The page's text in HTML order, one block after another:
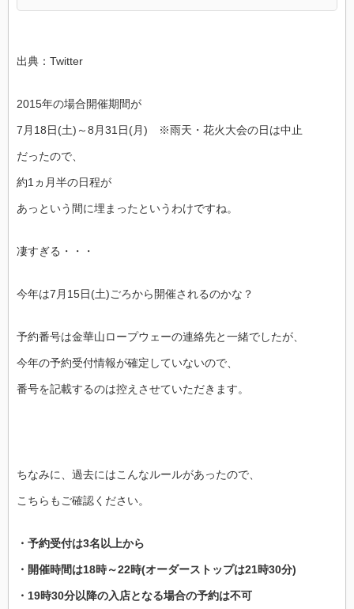
出典：Twitter
2015年の場合開催期間が
7月18日(土)～8月31日(月) ※雨天・花火大会の日は中止
だったので、
約1ヵ月半の日程が
あっという間に埋まったというわけですね。
凄すぎる・・・
今年は7月15日(土)ごろから開催されるのかな？
予約番号は金華山ロープウェーの連絡先と一緒でしたが、
今年の予約受付情報が確定していないので、
番号を記載するのは控えさせていただきます。
ちなみに、過去にはこんなルールがあったので、
こちらもご確認ください。
・予約受付は3名以上から
・開催時間は18時～22時(オーダーストップは21時30分)
・19時30分以降の入店となる場合の予約は不可